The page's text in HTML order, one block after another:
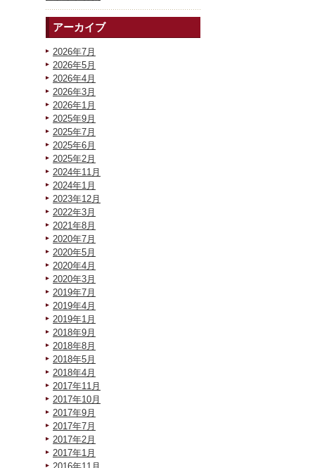
アーカイブ
2026年7月
2026年5月
2026年4月
2026年3月
2026年1月
2025年9月
2025年7月
2025年6月
2025年2月
2024年11月
2024年1月
2023年12月
2022年3月
2021年8月
2020年7月
2020年5月
2020年4月
2020年3月
2019年7月
2019年4月
2019年1月
2018年9月
2018年8月
2018年5月
2018年4月
2017年11月
2017年10月
2017年9月
2017年7月
2017年2月
2017年1月